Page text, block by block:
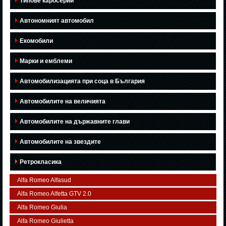
Автономният автомобил
Екомобили
Марки и емблеми
Автомобилизацията при соца в България
Автомобилите на величията
Автомобилите на държавните глави
Автомобилите на звездите
Ретрокласика
Alfa Romeo Alfasud
Alfa Romeo Alfetta GTV 2.0
Alfa Romeo Giulia
Alfa Romeo Giulietta